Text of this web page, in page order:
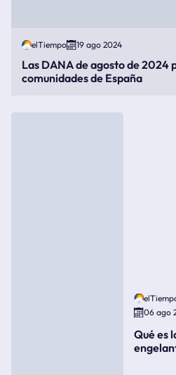
elTiempo 19 ago 2024
Las DANA de agosto de 2024
comunidades de España
06 ago
Qué es